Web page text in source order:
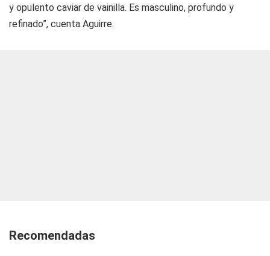
y opulento caviar de vainilla. Es masculino, profundo y
refinado”, cuenta Aguirre.
Recomendadas